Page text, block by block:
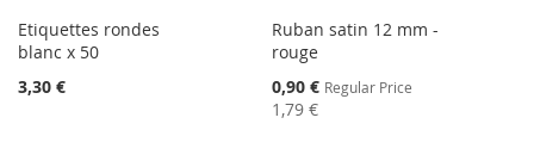
Etiquettes rondes
blanc x 50
3,30 €
Ruban satin 12 mm -
rouge
Special
Price
0,90 € Regular Price
1,79 €